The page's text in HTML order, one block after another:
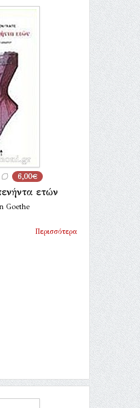
6,00€
ετών
Goethe
Περισσότερα